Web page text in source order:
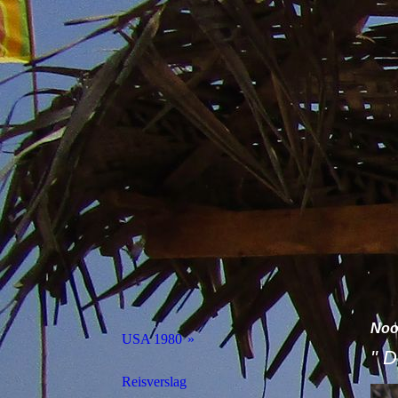
USA 1980
Fotoboek
Reisverslag
"